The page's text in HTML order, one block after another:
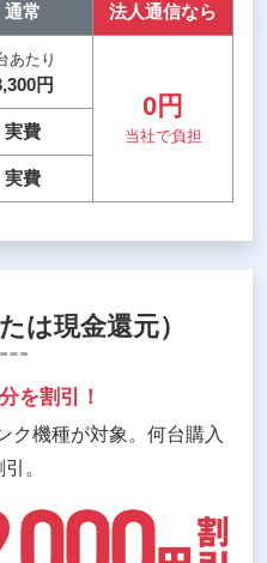
通常 法人通信なら
あたり
円
0円
当社で負担
実費
実費
は現金還元）
を割引！
ク機種が対象。何台購入
。